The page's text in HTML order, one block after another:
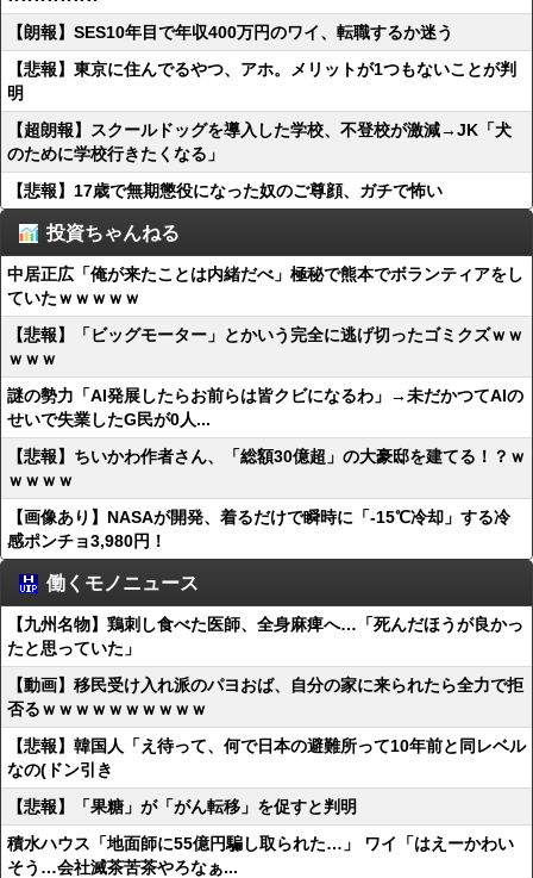
【朗報】SES10年目で年収400万円のワイ、転職するか迷う
【悲報】東京に住んでるやつ、アホ。メリットが1つもないことが判
明
【超朗報】スクールドッグを導入した学校、不登校が激減→JK「犬
のために学校行きたくなる」
【悲報】17歳で無期懲役になった奴のご尊顔、ガチで怖い
投資ちゃんねる
中居正広「俺が来たことは内緒だべ」極秘で熊本でボランティアをし
ていたｗｗｗｗｗ
【悲報】「ビッグモーター」とかいう完全に逃げ切ったゴミクズｗｗ
ｗｗｗ
謎の勢力「AI発展したらお前らは皆クビになるわ」→未だかつてAIの
せいで失業したG民が0人...
【悲報】ちいかわ作者さん、「総額30億超」の大豪邸を建てる！？ｗ
ｗｗｗｗ
【画像あり】NASAが開発、着るだけで瞬時に「-15℃冷却」する冷
感ポンチョ3,980円！
働くモノニュース
【九州名物】鶏刺し食べた医師、全身麻痺へ…「死んだほうが良かっ
たと思っていた」
【動画】移民受け入れ派のパヨおば、自分の家に来られたら全力で拒
否るｗｗｗｗｗｗｗｗｗｗ
【悲報】韓国人「え待って、何で日本の避難所って10年前と同レベル
なの(ドン引き
【悲報】「果糖」が「がん転移」を促すと判明
積水ハウス「地面師に55億円騙し取られた…」 ワイ「はえーかわい
そう…会社滅茶苦茶やろなぁ...